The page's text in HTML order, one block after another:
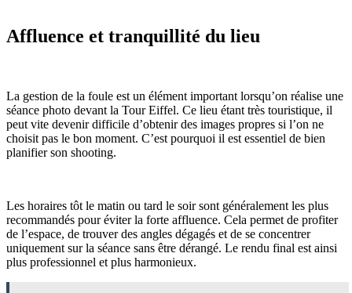
Affluence et tranquillité du lieu
La gestion de la foule est un élément important lorsqu’on réalise une
séance photo devant la Tour Eiffel. Ce lieu étant très touristique, il
peut vite devenir difficile d’obtenir des images propres si l’on ne
choisit pas le bon moment. C’est pourquoi il est essentiel de bien
planifier son shooting.
Les horaires tôt le matin ou tard le soir sont généralement les plus
recommandés pour éviter la forte affluence. Cela permet de profiter
de l’espace, de trouver des angles dégagés et de se concentrer
uniquement sur la séance sans être dérangé. Le rendu final est ainsi
plus professionnel et plus harmonieux.